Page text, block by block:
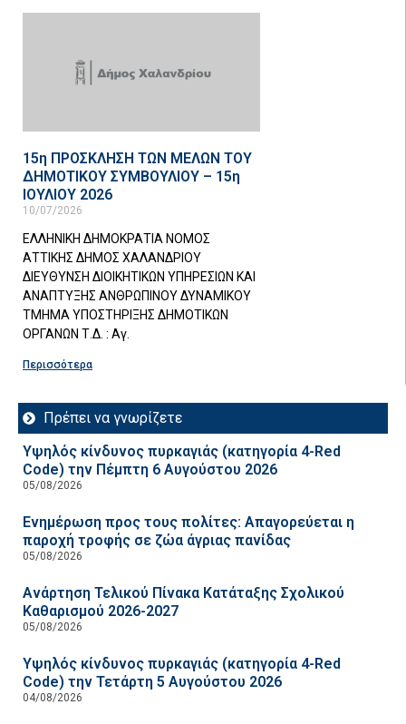
15η ΠΡΟΣΚΛΗΣΗ ΤΩΝ ΜΕΛΩΝ ΤΟΥ
ΔΗΜΟΤΙΚΟΥ ΣΥΜΒΟΥΛΙΟΥ – 15η
ΙΟΥΛΙΟΥ 2026
10/07/2026
ΕΛΛΗΝΙΚΗ ΔΗΜΟΚΡΑΤΙΑ ΝΟΜΟΣ
ΑΤΤΙΚΗΣ ΔΗΜΟΣ ΧΑΛΑΝΔΡΙΟΥ
ΔΙΕΥΘΥΝΣΗ ΔΙΟΙΚΗΤΙΚΩΝ ΥΠΗΡΕΣΙΩΝ ΚΑΙ
ΑΝΑΠΤΥΞΗΣ ΑΝΘΡΩΠΙΝΟΥ ΔΥΝΑΜΙΚΟΥ
ΤΜΗΜΑ ΥΠΟΣΤΗΡΙΞΗΣ ΔΗΜΟΤΙΚΩΝ
ΟΡΓΑΝΩΝ Τ.Δ. : Αγ.
Περισσότερα
Πρέπει να γνωρίζετε
Υψηλός κίνδυνος πυρκαγιάς (κατηγορία 4-Red
Code) την Πέμπτη 6 Αυγούστου 2026
05/08/2026
Ενημέρωση προς τους πολίτες: Απαγορεύεται η
παροχή τροφής σε ζώα άγριας πανίδας
05/08/2026
Ανάρτηση Τελικού Πίνακα Κατάταξης Σχολικού
Καθαρισμού 2026-2027
05/08/2026
Υψηλός κίνδυνος πυρκαγιάς (κατηγορία 4-Red
Code) την Τετάρτη 5 Αυγούστου 2026
04/08/2026